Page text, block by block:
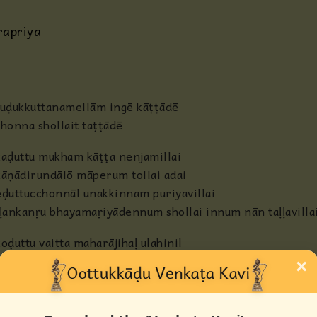
Others
ingē kāṭṭādē
shollait taṭṭādē
mukham kāṭṭa nenjamillai
māperum tollai adai
unakkinnam puriyavillai
bhayamaṛiyādennum shollai innum nān
vaitta maharājihaḷ ulahinil
peṭṛavar ettanaiyō
unai kāṇbadaṛku nān koḍutta
dharmam ettanaiyō
×